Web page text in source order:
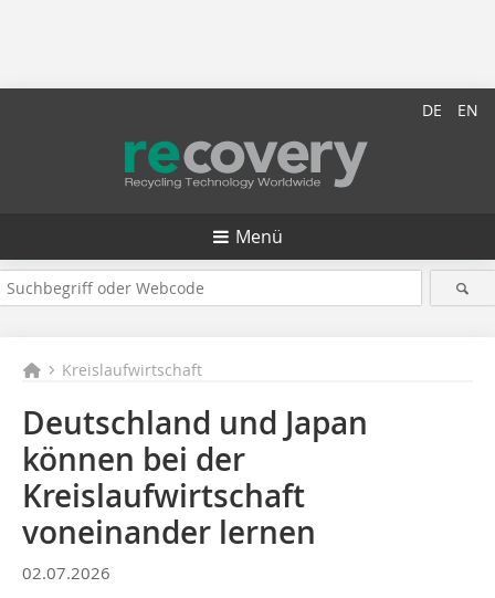
DE EN
Menü
Kreislaufwirtschaft
Deutschland und Japan
können bei der
Kreislaufwirtschaft
voneinander lernen
02.07.2026